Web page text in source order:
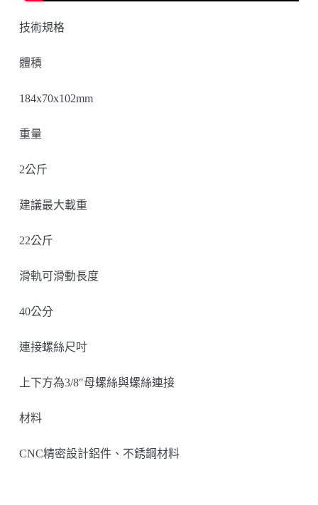
技術規格
體積
184x70x102mm
重量
2公斤
建議最大載重
22公斤
滑軌可滑動長度
40公分
連接螺絲尺吋
上下方為3/8″母螺絲與螺絲連接
材料
CNC精密設計鋁件、不銹鋼材料